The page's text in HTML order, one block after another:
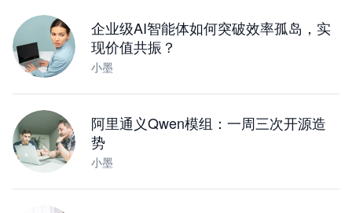
企业级AI智能体如何突破效率孤岛，实
现价值共振？
小墨
阿里通义Qwen模组：一周三次开源造
势
小墨